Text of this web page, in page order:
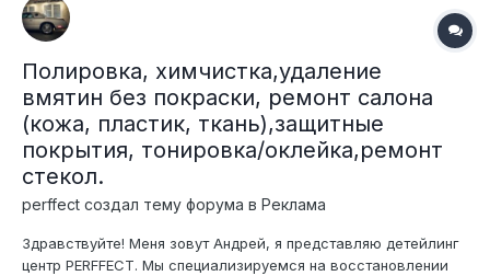
Полировка, химчистка,удаление
вмятин без покраски, ремонт салона
(кожа, пластик, ткань),защитные
покрытия, тонировка/оклейка,ремонт
стекол.
perffect создал тему форума в Реклама
Здравствуйте! Меня зовут Андрей, я представляю детейлинг
центр PERFFECT. Мы специализируемся на восстановлении